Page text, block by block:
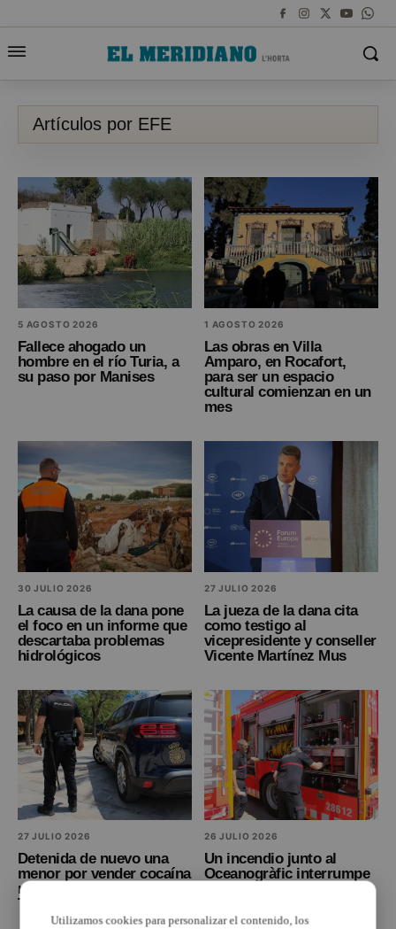
Artículos por EFE
5 AGOSTO 2026
Fallece ahogado un
hombre en el río Turia, a
su paso por Manises
1 AGOSTO 2026
Las obras en Villa
Amparo, en Rocafort,
para ser un espacio
cultural comienzan en un
mes
30 JULIO 2026
La causa de la dana pone
el foco en un informe que
descartaba problemas
hidrológicos
27 JULIO 2026
La jueza de la dana cita
como testigo al
vicepresidente y conseller
Vicente Martínez Mus
27 JULIO 2026
Detenida de nuevo una
menor por vender cocaína
rosa a otros menores en
Torrent
26 JULIO 2026
Un incendio junto al
Oceanogràfic interrumpe
V-15
Utilizamos cookies para personalizar el contenido, los